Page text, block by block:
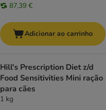
87,39 €
Adicionar ao carrinho
Hill's Prescription Diet z/d
Food Sensitivities Mini ração
para cães
1 kg